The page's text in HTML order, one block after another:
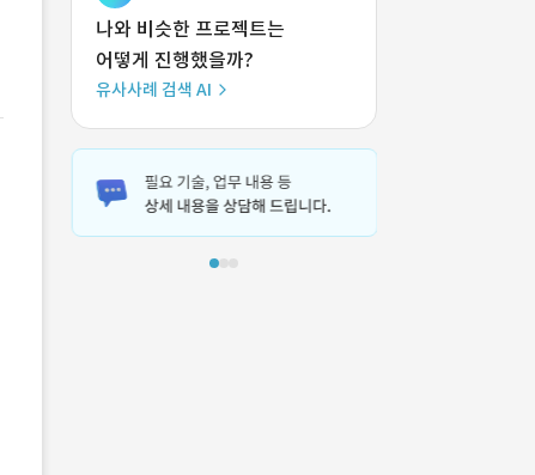
나와 비슷한 프로젝트는
어떻게 진행했을까?
유사사례 검색 AI